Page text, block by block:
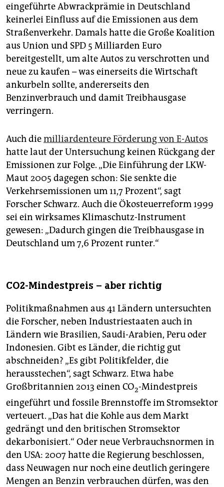
eingeführte Abwrackprämie in Deutschland
keinerlei Einfluss auf die Emissionen aus dem
Straßenverkehr. Damals hatte die Große Koalition
aus Union und SPD 5 Milliarden Euro
bereitgestellt, um alte Autos zu verschrotten und
neue zu kaufen – was einerseits die Wirtschaft
ankurbeln sollte, andererseits den
Benzinverbrauch und damit Treibhausgase
verringern.
Auch diemilliardenteure Förderung von E-Autos
hatte laut der Untersuchung keinen Rückgang der
Emissionen zur Folge. „Die Einführung der LKW-
Maut 2005 dagegen schon: Sie senkte die
Verkehrsemissionen um 11,7 Prozent“, sagt
Forscher Schwarz. Auch die Ökosteuerreform 1999
sei ein wirksames Klimaschutz-Instrument
gewesen: „Dadurch gingen die Treibhausgase in
Deutschland um 7,6 Prozent runter.“
CO2-Mindestpreis – aber richtig
Politikmaßnahmen aus 41 Ländern untersuchten
die Forscher, neben Industriestaaten auch in
Ländern wie Brasilien, Saudi-Arabien, Peru oder
Indonesien. Gibt es Länder, die richtig gut
abschneiden? „Es gibt Politikfelder, die
herausstechen“, sagt Schwarz. Etwa habe
Großbritannien 2013 einen CO2-Mindestpreis
eingeführt und fossile Brennstoffe im Stromsektor
verteuert. „Das hat die Kohle aus dem Markt
gedrängt und den britischen Stromsektor
dekarbonisiert.“ Oder neue Verbrauchsnormen in
den USA: 2007 hatte die Regierung beschlossen,
dass Neuwagen nur noch eine deutlich geringere
Mengen an Benzin verbrauchen dürfen, was den